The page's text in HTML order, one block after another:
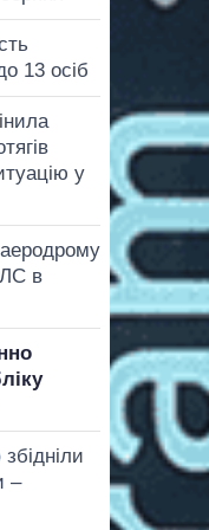
13 осіб
у
в
–